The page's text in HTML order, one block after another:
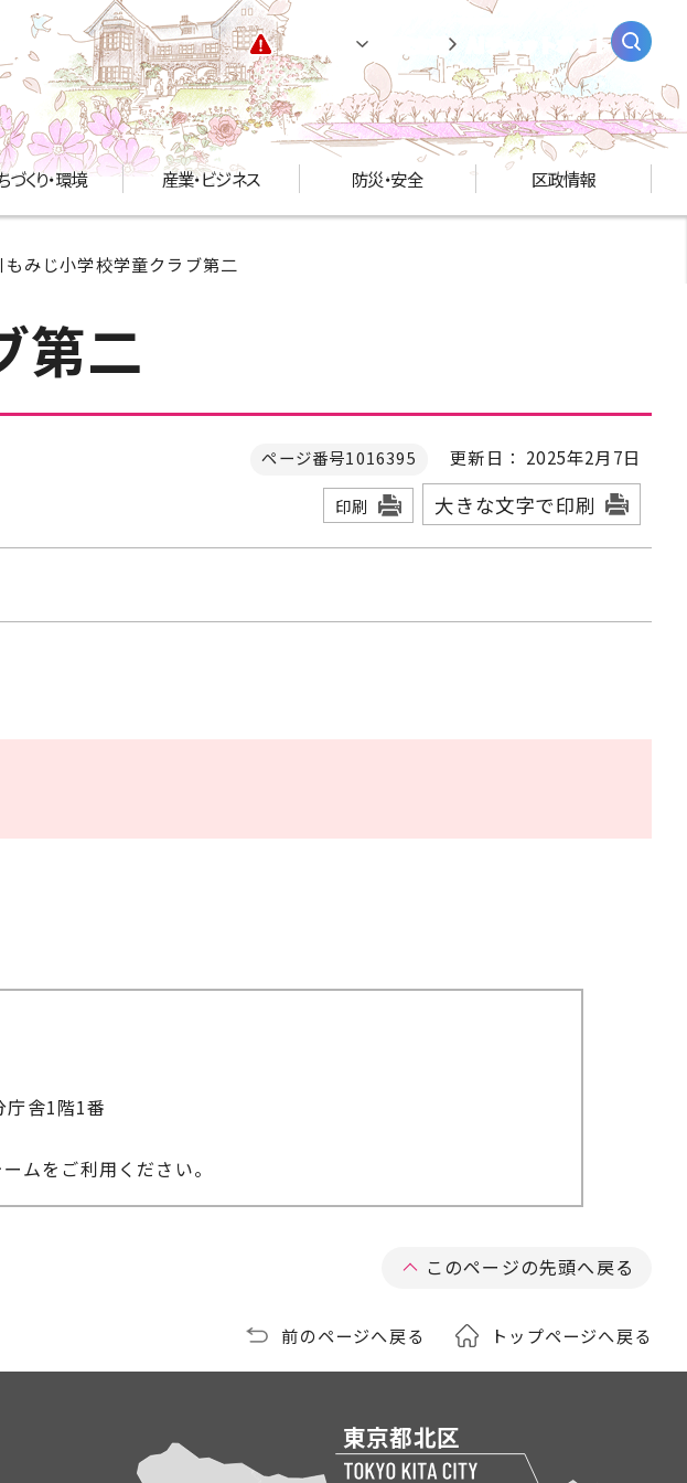
緊急情報 AIチャットボット
づくり・環境 産業・ビジネス 防災・安全 区政情報
もみじ小学校学童クラブ第二
第二
ページ番号1016395 更新日： 2025年2月7日
印刷 大きな文字で印刷
舎1階1番
ムをご利用ください。
このページの先頭へ戻る
前のページへ戻る トップページへ戻る